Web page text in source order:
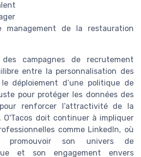
management de la restauration
campagnes de recrutement
entre la personnalisation des
déploiement d’une politique de
pour protéger les données des
renforcer l’attractivité de la
O'Tacos doit continuer à impliquer
comme LinkedIn, où
promouvoir son univers de
et son engagement envers